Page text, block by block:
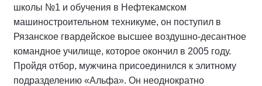
школы №1 и обучения в Нефтекамском
машиностроительном техникуме, он поступил в
Рязанское гвардейское высшее воздушно-десантное
командное училище, которое окончил в 2005 году.
Пройдя отбор, мужчина присоединился к элитному
подразделению «Альфа». Он неоднократно